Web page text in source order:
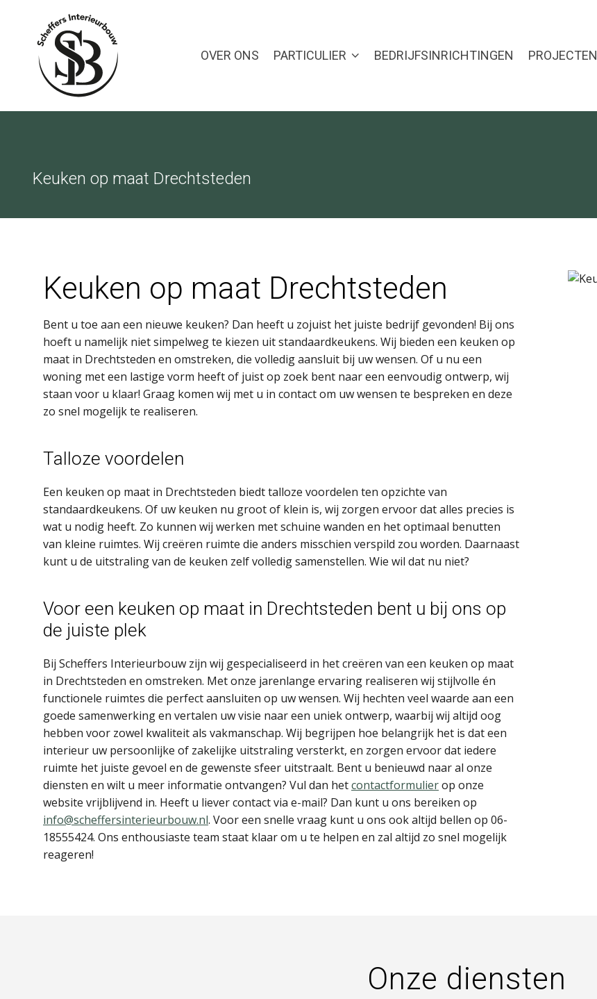
OVER ONS PARTICULIER BEDRIJFSINRICHTINGEN PROJECTEN
Keuken op maat Drechtsteden
Keuken op maat Drechtsteden
Bent u toe aan een nieuwe keuken? Dan heeft u zojuist het juiste bedrijf gevonden! Bij ons
hoeft u namelijk niet simpelweg te kiezen uit standaardkeukens. Wij bieden een keuken op
maat in Drechtsteden en omstreken, die volledig aansluit bij uw wensen. Of u nu een
woning met een lastige vorm heeft of juist op zoek bent naar een eenvoudig ontwerp, wij
staan voor u klaar! Graag komen wij met u in contact om uw wensen te bespreken en deze
zo snel mogelijk te realiseren.
Talloze voordelen
Een keuken op maat in Drechtsteden biedt talloze voordelen ten opzichte van
standaardkeukens. Of uw keuken nu groot of klein is, wij zorgen ervoor dat alles precies is
wat u nodig heeft. Zo kunnen wij werken met schuine wanden en het optimaal benutten
van kleine ruimtes. Wij creëren ruimte die anders misschien verspild zou worden. Daarnaast
kunt u de uitstraling van de keuken zelf volledig samenstellen. Wie wil dat nu niet?
Voor een keuken op maat in Drechtsteden bent u bij ons op
de juiste plek
Bij Scheffers Interieurbouw zijn wij gespecialiseerd in het creëren van een keuken op maat
in Drechtsteden en omstreken. Met onze jarenlange ervaring realiseren wij stijlvolle én
functionele ruimtes die perfect aansluiten op uw wensen. Wij hechten veel waarde aan een
goede samenwerking en vertalen uw visie naar een uniek ontwerp, waarbij wij altijd oog
hebben voor zowel kwaliteit als vakmanschap. Wij begrijpen hoe belangrijk het is dat een
interieur uw persoonlijke of zakelijke uitstraling versterkt, en zorgen ervoor dat iedere
ruimte het juiste gevoel en de gewenste sfeer uitstraalt. Bent u benieuwd naar al onze
diensten en wilt u meer informatie ontvangen? Vul dan hetcontactformulierop onze
website vrijblijvend in. Heeft u liever contact via e-mail? Dan kunt u ons bereiken op
info@scheffersinterieurbouw.nl. Voor een snelle vraag kunt u ons ook altijd bellen op 06-
18555424. Ons enthousiaste team staat klaar om u te helpen en zal altijd zo snel mogelijk
reageren!
Onze diensten